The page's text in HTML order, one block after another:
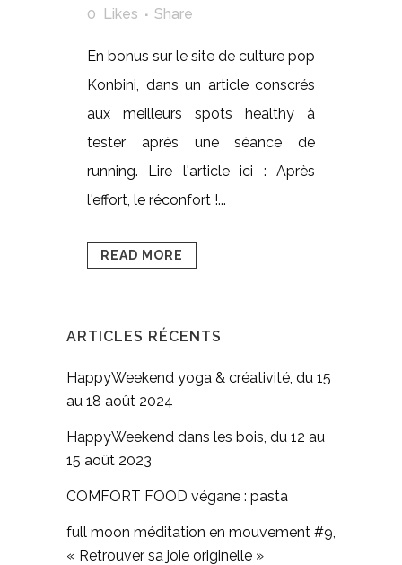
0 Likes Share
En bonus sur le site de culture pop
Konbini, dans un article conscrés
aux meilleurs spots healthy à
tester après une séance de
running. Lire l'article ici : Après
l'effort, le réconfort !...
READ MORE
ARTICLES RÉCENTS
HappyWeekend yoga & créativité, du 15
au 18 août 2024
HappyWeekend dans les bois, du 12 au
15 août 2023
COMFORT FOOD végane : pasta
full moon méditation en mouvement #9,
« Retrouver sa joie originelle »